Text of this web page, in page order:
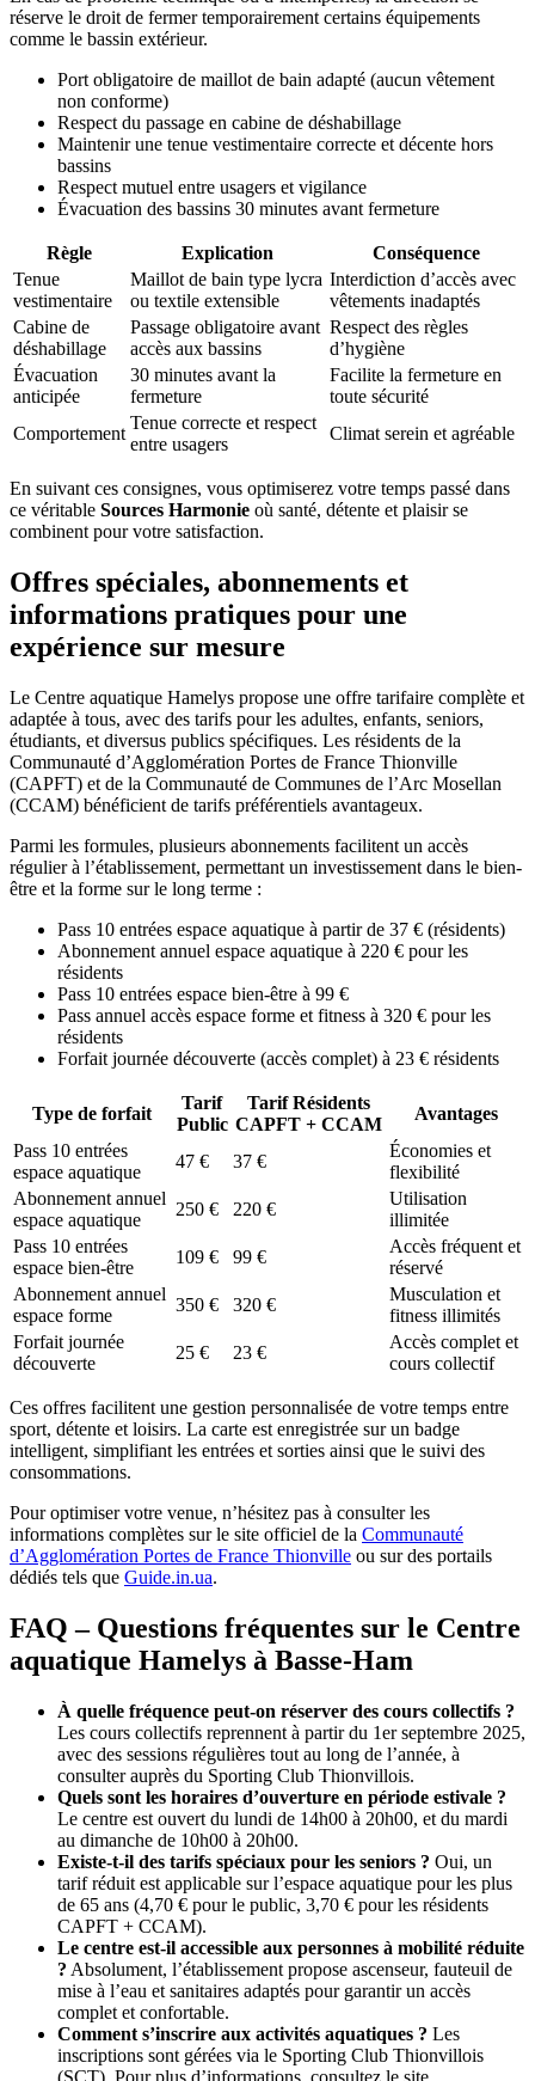
réserve le droit de fermer temporairement certains équipements
comme le bassin extérieur.
Port obligatoire de maillot de bain adapté (aucun vêtement
non conforme)
Respect du passage en cabine de déshabillage
Maintenir une tenue vestimentaire correcte et décente hors
bassins
Respect mutuel entre usagers et vigilance
Évacuation des bassins 30 minutes avant fermeture
Règle Explication
Conséquence
Tenue
vestimentaire
Maillot de bain type lycra
ou textile extensible
Interdiction d’accès avec
vêtements inadaptés
Cabine de
déshabillage
Passage obligatoire avant
accès aux bassins
Respect des règles
d’hygiène
Évacuation
anticipée
30 minutes avant la
fermeture
Facilite la fermeture en
toute sécurité
Comportement
Tenue correcte et respect
entre usagers
Climat serein et agréable
En suivant ces consignes, vous optimiserez votre temps passé dans
ce véritable Sources Harmonie où santé, détente et plaisir se
combinent pour votre satisfaction.
Offres spéciales, abonnements et
informations pratiques pour une
expérience sur mesure
Le Centre aquatique Hamelys propose une offre tarifaire complète et
adaptée à tous, avec des tarifs pour les adultes, enfants, seniors,
étudiants, et diversus publics spécifiques. Les résidents de la
Communauté d’Agglomération Portes de France Thionville
(CAPFT) et de la Communauté de Communes de l’Arc Mosellan
(CCAM) bénéficient de tarifs préférentiels avantageux.
Parmi les formules, plusieurs abonnements facilitent un accès
régulier à l’établissement, permettant un investissement dans le bien-
être et la forme sur le long terme :
Pass 10 entrées espace aquatique à partir de 37 € (résidents)
Abonnement annuel espace aquatique à 220 € pour les
résidents
Pass 10 entrées espace bien-être à 99 €
Pass annuel accès espace forme et fitness à 320 € pour les
résidents
Forfait journée découverte (accès complet) à 23 € résidents
Type de forfait
Tarif
Public
Tarif Résidents
CAPFT + CCAM
Avantages
Pass 10 entrées
espace aquatique
47 € 37 €
Économies et
flexibilité
Abonnement annuel
espace aquatique
250 € 220 €
Utilisation
illimitée
Pass 10 entrées
espace bien-être
109 € 99 €
Accès fréquent et
réservé
Abonnement annuel
espace forme
350 € 320 €
Musculation et
fitness illimités
Forfait journée
découverte
25 € 23 €
Accès complet et
cours collectif
Ces offres facilitent une gestion personnalisée de votre temps entre
sport, détente et loisirs. La carte est enregistrée sur un badge
intelligent, simplifiant les entrées et sorties ainsi que le suivi des
consommations.
Pour optimiser votre venue, n’hésitez pas à consulter les
informations complètes sur le site officiel de la Communauté
d’Agglomération Portes de France Thionville ou sur des portails
dédiés tels que Guide.in.ua.
FAQ – Questions fréquentes sur le Centre
aquatique Hamelys à Basse-Ham
À quelle fréquence peut-on réserver des cours collectifs ?
Les cours collectifs reprennent à partir du 1er septembre 2025,
avec des sessions régulières tout au long de l’année, à
consulter auprès du Sporting Club Thionvillois.
Quels sont les horaires d’ouverture en période estivale ?
Le centre est ouvert du lundi de 14h00 à 20h00, et du mardi
au dimanche de 10h00 à 20h00.
Existe-t-il des tarifs spéciaux pour les seniors ? Oui, un
tarif réduit est applicable sur l’espace aquatique pour les plus
de 65 ans (4,70 € pour le public, 3,70 € pour les résidents
CAPFT + CCAM).
Le centre est-il accessible aux personnes à mobilité réduite
? Absolument, l’établissement propose ascenseur, fauteuil de
mise à l’eau et sanitaires adaptés pour garantir un accès
complet et confortable.
Comment s’inscrire aux activités aquatiques ? Les
inscriptions sont gérées via le Sporting Club Thionvillois
(SCT). Pour plus d’informations, consultez le site